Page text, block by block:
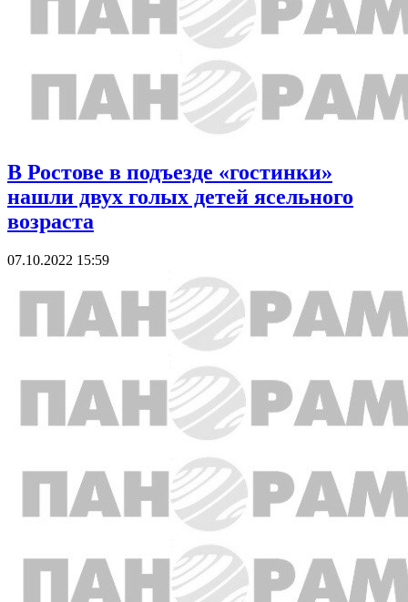
В Ростове в подъезде «гостинки»
нашли двух голых детей ясельного
возраста
07.10.2022 15:59